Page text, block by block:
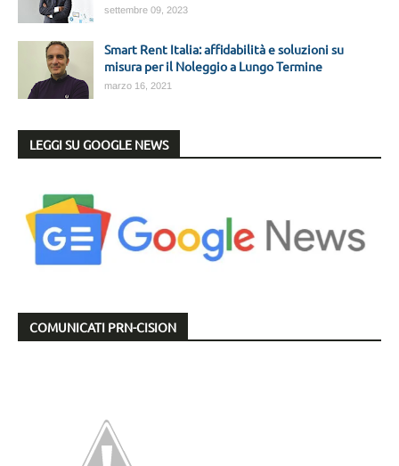
settembre 09, 2023
Smart Rent Italia: affidabilità e soluzioni su
misura per il Noleggio a Lungo Termine
marzo 16, 2021
LEGGI SU GOOGLE NEWS
COMUNICATI PRN-CISION